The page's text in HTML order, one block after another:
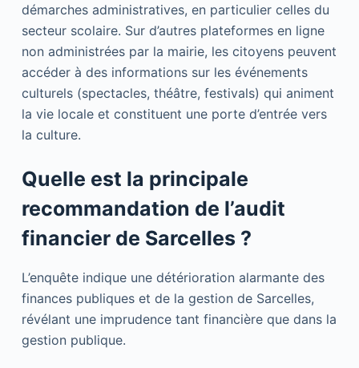
démarches administratives, en particulier celles du
secteur scolaire. Sur d’autres plateformes en ligne
non administrées par la mairie, les citoyens peuvent
accéder à des informations sur les événements
culturels (spectacles, théâtre, festivals) qui animent
la vie locale et constituent une porte d’entrée vers
la culture.
Quelle est la principale
recommandation de l’audit
financier de Sarcelles ?
L’enquête indique une détérioration alarmante des
finances publiques et de la gestion de Sarcelles,
révélant une imprudence tant financière que dans la
gestion publique.